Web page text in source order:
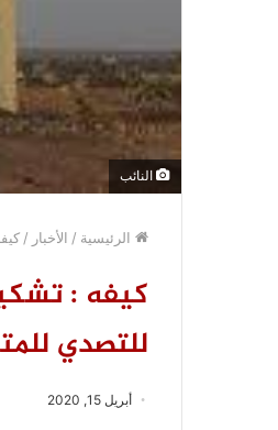
النائب
الرئيسية / الأخبار /
كيفه :
للتصدي
أبريل 15, 2020